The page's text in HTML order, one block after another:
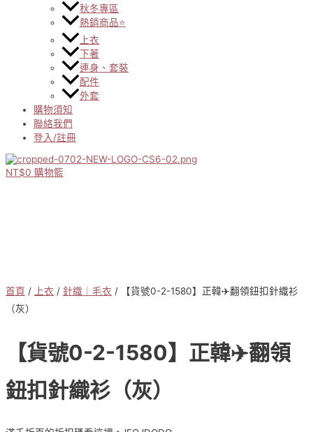
秋冬專區
熱銷商品⭐
上衣
下著
連身、套裝
配件
外套
購物須知
聯絡我們
登入/註冊
NT$0 購物籃
首頁 / 上衣 / 針織｜毛衣 / 【貨號0-2-1580】正韓✈️翻領鈕扣針織衫
（灰）
【貨號0-2-1580】正韓✈️翻領
鈕扣針織衫（灰）